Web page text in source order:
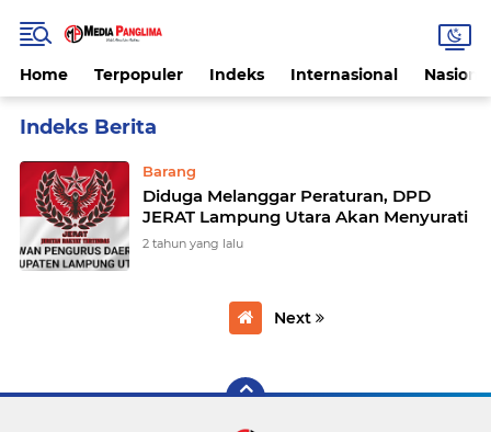
Home Terpopuler Indeks Internasional
Barang
Diduga Melanggar Peraturan, DPD
JERAT Lampung Utara Akan Menyurati
2 tahun yang lalu
Next